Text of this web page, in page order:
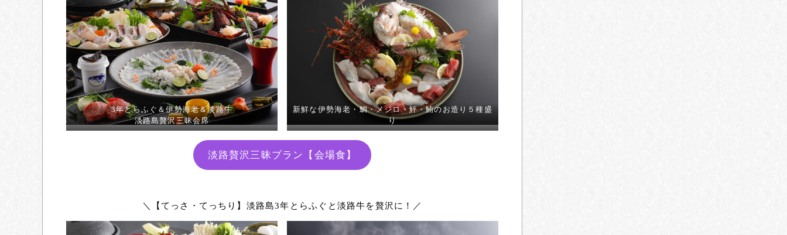
3年とらふぐ＆伊勢海老＆淡路牛
淡路島贅沢三昧会席
新鮮な伊勢海老・鯛・メジロ・鮃・鮪のお造り５種盛
り
淡路贅沢三昧プラン【会場食】
＼【てっさ・てっちり】淡路島3年とらふぐと淡路牛を贅沢に！／